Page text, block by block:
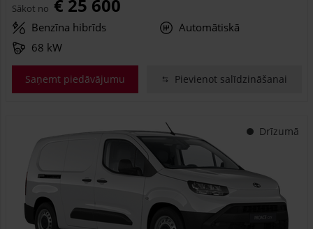
Sākot no € 25 600
Benzīna hibrīds
Automātiskā
68 kW
Saņemt piedāvājumu Pievienot salīdzināšanai
Drīzumā